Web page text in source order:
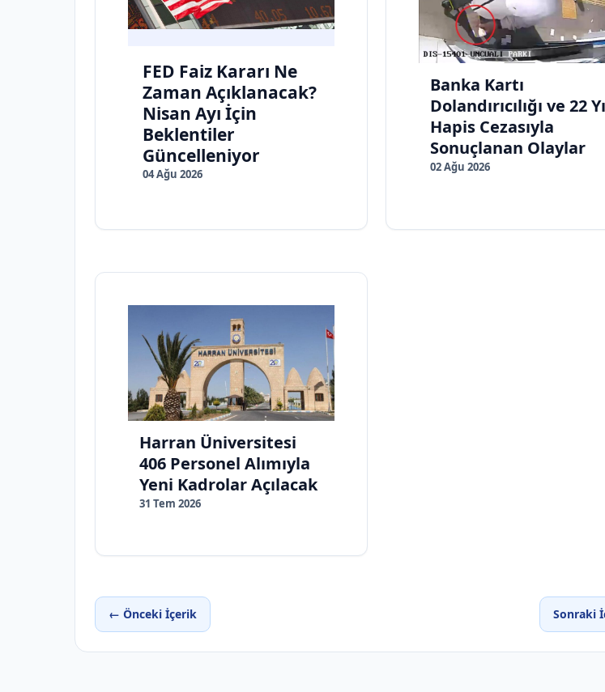
FED Faiz Kararı Ne
Zaman Açıklanacak?
Nisan Ayı İçin
Beklentiler
Güncelleniyor
04 Ağu 2026
Banka Kartı
Dolandırıcılığı ve 22
Hapis Cezasıyla
Sonuçlanan Olaylar
02 Ağu 2026
Harran Üniversitesi
406 Personel Alımıyla
Yeni Kadrolar Açılacak
31 Tem 2026
← Önceki İçerik Sonraki